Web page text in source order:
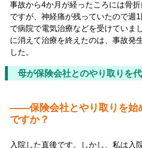
事故から4か月が経ったころには骨
ですが、神経痛が残っていたので週
で病院で電気治療などを受けていま
に消えて治療を終えたのは、事故発
した。
母が保険会社とのやり取りを
――保険会社とやり取りを始
ですか？
入院した直後です。しかし、私は入